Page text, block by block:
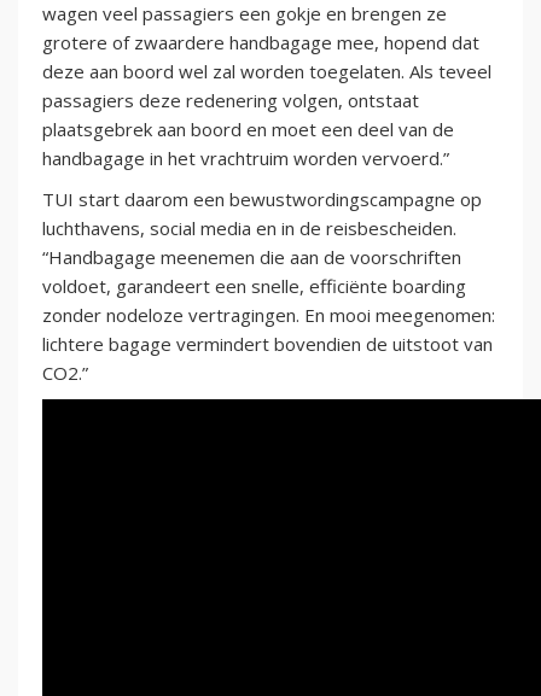
wagen veel passagiers een gokje en brengen ze
grotere of zwaardere handbagage mee, hopend dat
deze aan boord wel zal worden toegelaten. Als teveel
passagiers deze redenering volgen, ontstaat
plaatsgebrek aan boord en moet een deel van de
handbagage in het vrachtruim worden vervoerd.”
TUI start daarom een bewustwordingscampagne op
luchthavens, social media en in de reisbescheiden.
“Handbagage meenemen die aan de voorschriften
voldoet, garandeert een snelle, efficiënte boarding
zonder nodeloze vertragingen. En mooi meegenomen:
lichtere bagage vermindert bovendien de uitstoot van
CO2.”